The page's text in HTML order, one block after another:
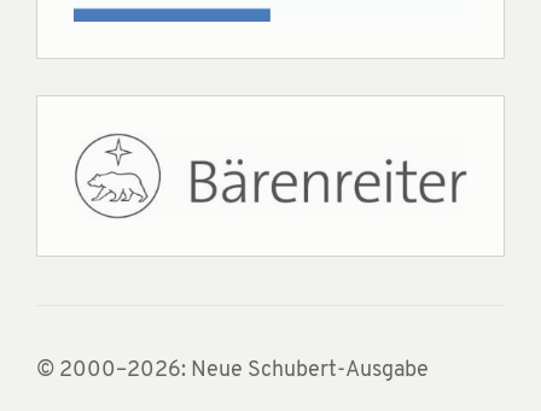
© 2000–2026: Neue Schubert-Ausgabe